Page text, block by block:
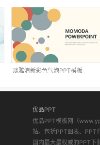
淡雅清新彩色气泡PPT模板
优品PPT
优品PPT模板网（
站。包括PPT图表、PPT
国内最大最权威的PPT下